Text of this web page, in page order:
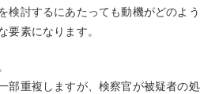
検討するにあたっても動機がどのよう
要素になります。
部重複しますが、検察官が被疑者の処